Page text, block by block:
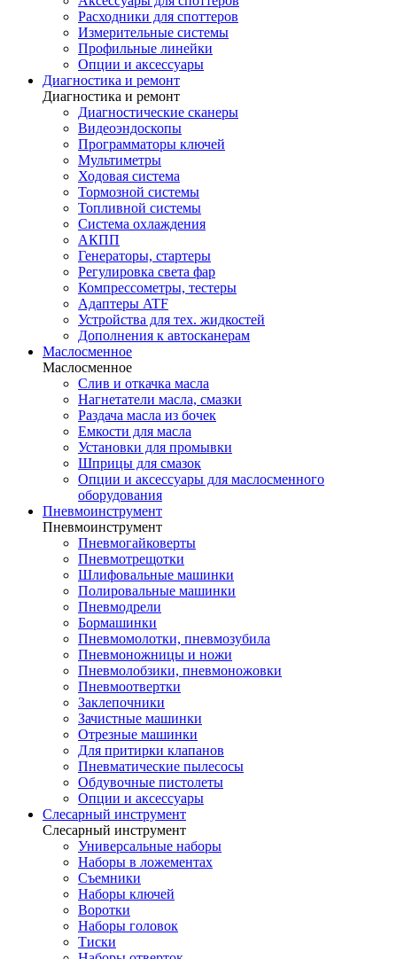
Расходники для споттеров
Измерительные системы
Профильные линейки
Опции и аксессуары
Диагностика и ремонт
Диагностика и ремонт
Диагностические сканеры
Видеоэндоскопы
Программаторы ключей
Мультиметры
Ходовая система
Тормозной системы
Топливной системы
Система охлаждения
АКПП
Генераторы, стартеры
Регулировка света фар
Компрессометры, тестеры
Адаптеры ATF
Устройства для тех. жидкостей
Дополнения к автосканерам
Маслосменное
Маслосменное
Слив и откачка масла
Нагнетатели масла, смазки
Раздача масла из бочек
Емкости для масла
Установки для промывки
Шприцы для смазок
Опции и аксессуары для маслосменного
оборудования
Пневмоинструмент
Пневмоинструмент
Пневмогайковерты
Пневмотрещотки
Шлифовальные машинки
Полировальные машинки
Пневмодрели
Бормашинки
Пневмомолотки, пневмозубила
Пневмоножницы и ножи
Пневмолобзики, пневмоножовки
Пневмоотвертки
Заклепочники
Зачистные машинки
Отрезные машинки
Для притирки клапанов
Пневматические пылесосы
Обдувочные пистолеты
Опции и аксессуары
Слесарный инструмент
Слесарный инструмент
Универсальные наборы
Наборы в ложементах
Съемники
Наборы ключей
Воротки
Наборы головок
Тиски